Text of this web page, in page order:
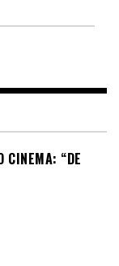
CINEMA: “DE